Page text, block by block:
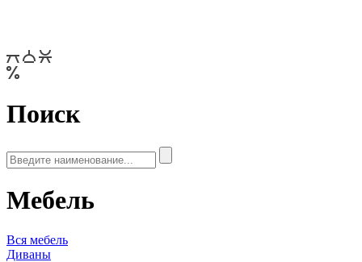
Поиск
Мебель
Вся мебель
Диваны